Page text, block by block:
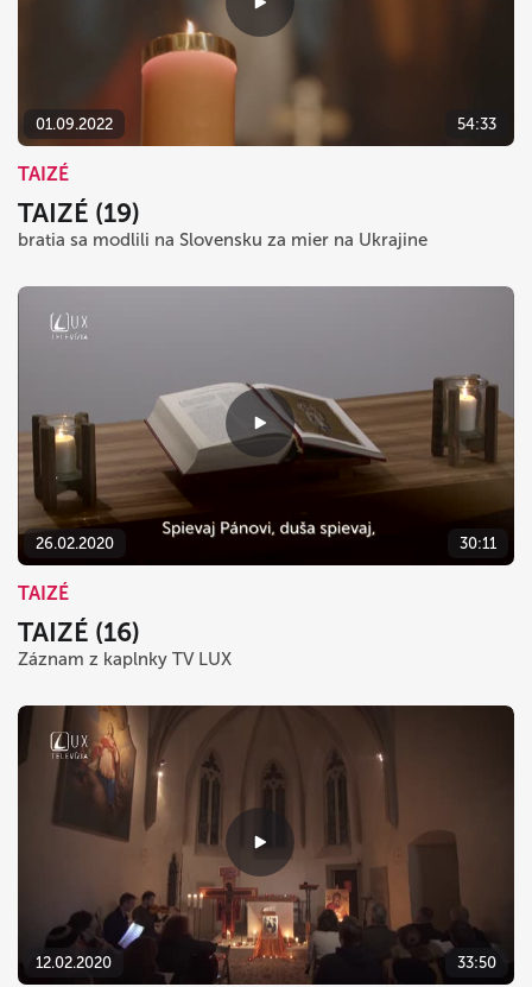
01.09.2022 54:33
TAIZÉ
TAIZÉ (19)
bratia sa modlili na Slovensku za mier na Ukrajine
26.02.2020 30:11
TAIZÉ
TAIZÉ (16)
Záznam z kaplnky TV LUX
12.02.2020 33:50